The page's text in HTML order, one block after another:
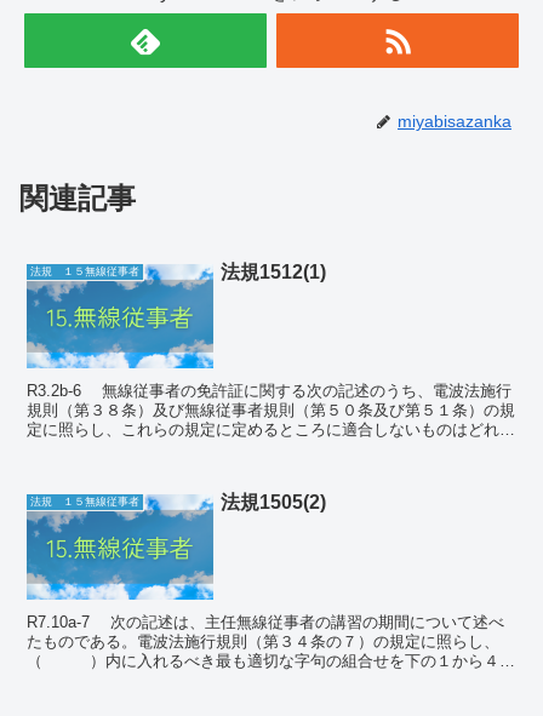
miyabisazanka
関連記事
法規 １５無線従事者 法規1512(1)
R3.2b-6 無線従事者の免許証に関する次の記述のうち、電波法施行
規則（第３８条）及び無線従事者規則（第５０条及び第５１条）の規
定に照らし、これらの規定に定めるところに適合しないものはどれ
法規 １５無線従事者 法規1505(2)
R7.10a-7 次の記述は、主任無線従事者の講習の期間について述べ
たものである。電波法施行規則（第３４条の７）の規定に照らし、
（ ）内に入れるべき最も適切な字句の組合せを下の１から４ま